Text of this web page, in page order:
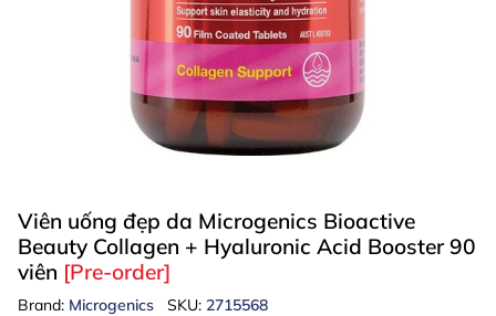
Viên uống đẹp da Microgenics Bioactive
Beauty Collagen + Hyaluronic Acid Booster 90
viên [Pre-order]
Brand: Microgenics SKU: 2715568